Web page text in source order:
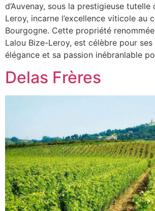
d’Auvenay, sous la prestigieuse tutelle
Leroy, incarne l’excellence viticole au
Bourgogne. Cette propriété
Lalou Bize-Leroy, est célèbre pour ses
élégance et sa passion inébranlable
Delas Frères